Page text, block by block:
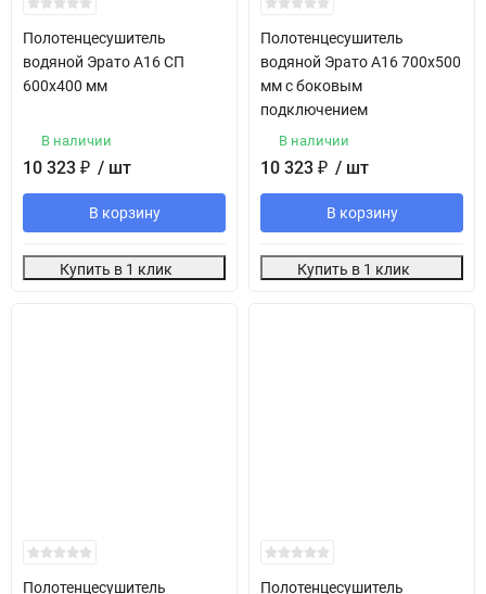
Полотенцесушитель
водяной Эрато А16 СП
600х400 мм
В наличии
10 323 ₽ / шт
В корзину
Купить в 1 клик
Полотенцесушитель
водяной Эрато А16 700х500
мм с боковым
подключением
В наличии
10 323 ₽ / шт
В корзину
Купить в 1 клик
Полотенцесушитель Полотенцесушитель